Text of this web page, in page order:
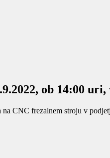
ob 14:00 uri,
na CNC frezalnem stroju v